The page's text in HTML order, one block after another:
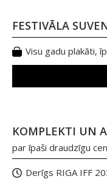
FESTIVĀLA
Visu gadu plakāti,
KOMPLEKTI UN
par īpaši draudzīgu
Derīgs RIGA IFF